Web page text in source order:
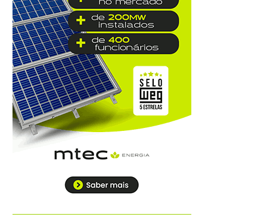
Autoridades celebram legado de
Augusto Nardes em jantar em Brasília